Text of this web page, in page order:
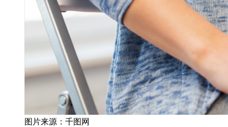
图片来源：千图网